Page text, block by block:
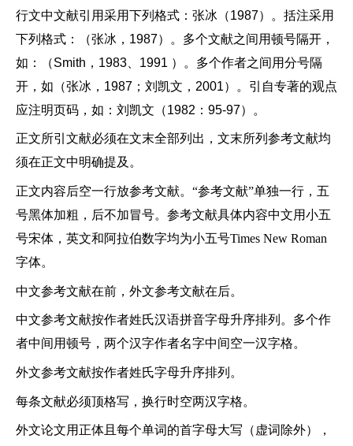
行文中文献引用采用下列格式：张冰（1987）。括注采用
下列格式：（张冰，1987）。多个文献之间用顿号隔开，
如：（Smith，1983、1991 ）。多个作者之间用分号隔
开，如（张冰，1987；刘凯文，2001）。引自专著的观点
应注明页码，如：刘凯文（1982：95-97）。
正文所引文献必须在文末全部列出，文末所列参考文献均
须在正文中明确提及。
正文内容后空一行放参考文献。 “参考文献”单独一行，五
号黑体加粗，后不加冒号。参考文献具体内容中文用小五
号宋体，英文和阿拉伯数字均为小五号Times New Roman
字体。
中文参考文献在前，外文参考文献在后。
中文参考文献按作者姓氏汉语拼音字母升序排列。多个作
者中间用顿号，两个汉字作者名字中间空一汉字格。
外文参考文献按作者姓氏字母升序排列。
每条文献必须顶格写，换行时空两汉字格。
外文论文用正体且每个单词的首字母大写（虚词除外），